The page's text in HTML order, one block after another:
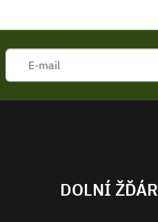
DOLNÍ ŽĎÁR